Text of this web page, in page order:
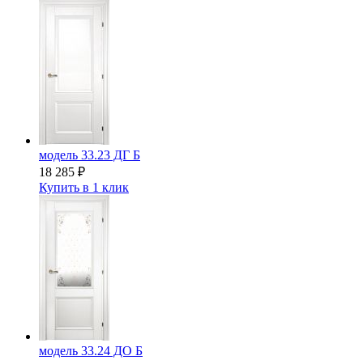
модель 33.23 ДГ Б
18 285 ₽
Купить в 1 клик
модель 33.24 ДО Б